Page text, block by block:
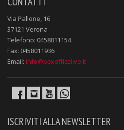
Via Pallone, 16
37121 Verona
Telefono: 0458011154
Fax: 0458011936
Email: info@boxofficelive.it
ISCRIVITI ALLA NEWSLETTER